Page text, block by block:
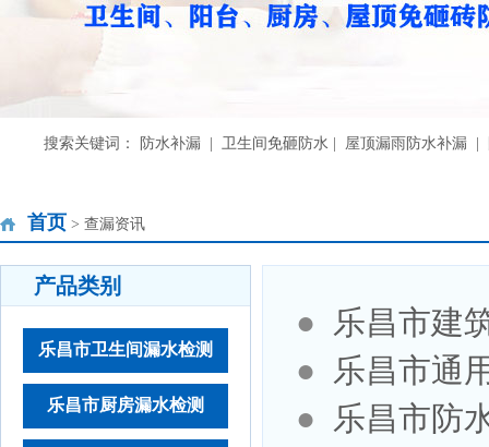
搜索关键词： 防水补漏 | 卫生间免砸防水 | 屋顶漏雨防水补漏
首页 > 查漏资讯
产品类别
乐昌市卫生间漏水检测
乐昌市厨房漏水检测
● 乐昌市建
● 乐昌市通
● 乐昌市防